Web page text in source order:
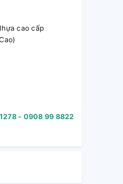
cao cấp
- 0908 99 8822